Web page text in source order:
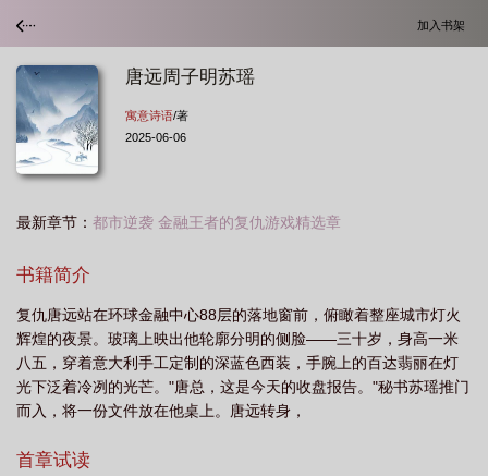
加入书架
唐远周子明苏瑶
寓意诗语/著
2025-06-06
最新章节： 都市逆袭 金融王者的复仇游戏精选章
书籍简介
复仇唐远站在环球金融中心88层的落地窗前，俯瞰着整座城市灯火
辉煌的夜景。玻璃上映出他轮廓分明的侧脸——三十岁，身高一米
八五，穿着意大利手工定制的深蓝色西装，手腕上的百达翡丽在灯
光下泛着冷冽的光芒。"唐总，这是今天的收盘报告。"秘书苏瑶推门
而入，将一份文件放在他桌上。唐远转身，
首章试读